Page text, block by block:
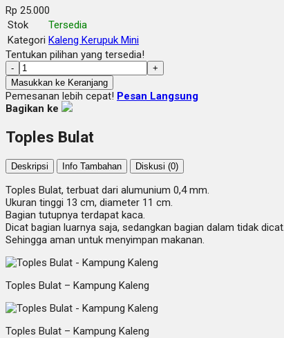
Rp 25.000
Stok
Tersedia
Kategori Kaleng Kerupuk Mini
Tentukan pilihan yang tersedia!
-
+
Masukkan ke Keranjang
Pemesanan lebih cepat! Pesan Langsung
Bagikan ke
Toples Bulat
Deskripsi Info Tambahan Diskusi (0)
Toples Bulat, terbuat dari alumunium 0,4 mm.
Ukuran tinggi 13 cm, diameter 11 cm.
Bagian tutupnya terdapat kaca.
Dicat bagian luarnya saja, sedangkan bagian dalam tidak dicat.
Sehingga aman untuk menyimpan makanan.
Toples Bulat – Kampung Kaleng
Toples Bulat – Kampung Kaleng